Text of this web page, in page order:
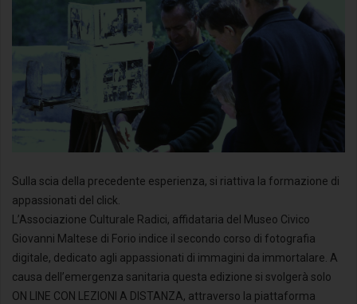
Sulla scia della precedente esperienza, si riattiva la formazione di
appassionati del click.
L’Associazione Culturale Radici, affidataria del Museo Civico
Giovanni Maltese di Forio indice il secondo corso di fotografia
digitale, dedicato agli appassionati di immagini da immortalare. A
causa dell’emergenza sanitaria questa edizione si svolgerà solo
ON LINE CON LEZIONI A DISTANZA, attraverso la piattaforma